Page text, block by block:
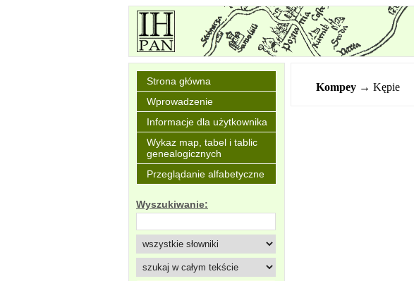
Strona główna
Wprowadzenie
Informacje dla użytkownika
Wykaz map, tabel i tablic
genealogicznych
Przeglądanie alfabetyczne
Wyszukiwanie:
Kompey → Kępie